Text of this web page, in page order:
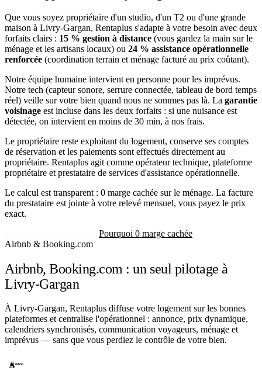
Que vous soyez propriétaire d'un studio, d'un T2 ou d'une grande
maison à Livry-Gargan, Rentaplus s'adapte à votre besoin avec deux
forfaits clairs : 15 % gestion à distance (vous gardez la main sur le
ménage et les artisans locaux) ou 24 % assistance opérationnelle
renforcée (coordination terrain et ménage facturé au prix coûtant).
Notre équipe humaine intervient en personne pour les imprévus.
Notre tech (capteur sonore, serrure connectée, tableau de bord temps
réel) veille sur votre bien quand nous ne sommes pas là. La garantie
voisinage est incluse dans les deux forfaits : si une nuisance est
détectée, on intervient en moins de 30 min, à nos frais.
Le propriétaire reste exploitant du logement, conserve ses comptes
de réservation et les paiements sont effectués directement au
propriétaire. Rentaplus agit comme opérateur technique, plateforme
propriétaire et prestataire de services d'assistance opérationnelle.
Le calcul est transparent : 0 marge cachée sur le ménage. La facture
du prestataire est jointe à votre relevé mensuel, vous payez le prix
exact.
Pourquoi 0 marge cachée
Airbnb & Booking.com
Airbnb, Booking.com : un seul pilotage à
Livry-Gargan
À Livry-Gargan, Rentaplus diffuse votre logement sur les bonnes
plateformes et centralise l'opérationnel : annonce, prix dynamique,
calendriers synchronisés, communication voyageurs, ménage et
imprévus — sans que vous perdiez le contrôle de votre bien.